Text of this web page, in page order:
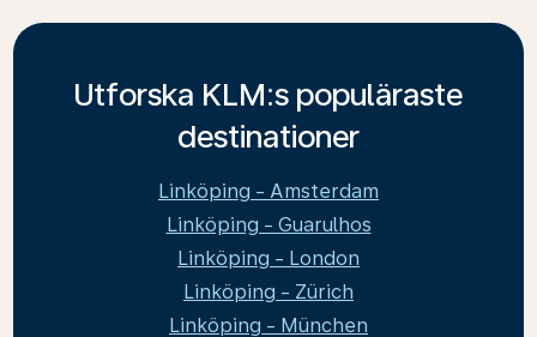
Utforska KLM:s populäraste
destinationer
Linköping - Amsterdam
Linköping - Guarulhos
Linköping - London
Linköping - Zürich
Linköping - München